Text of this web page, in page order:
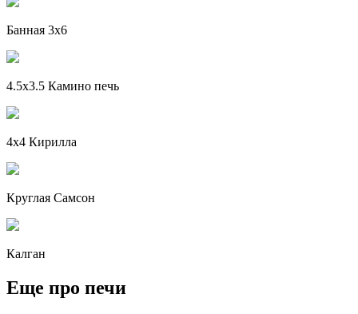
Банная 3х6
4.5x3.5 Камино печь
4x4 Кирилла
Круглая Самсон
Калган
Еще про печи